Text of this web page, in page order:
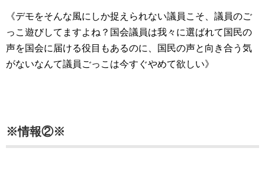
《デモをそんな風にしか捉えられない議員こそ、議員のご
っこ遊びしてますよね？国会議員は我々に選ばれて国民の
声を国会に届ける役目もあるのに、国民の声と向き合う気
がないなんて議員ごっこは今すぐやめて欲しい》
※情報②※